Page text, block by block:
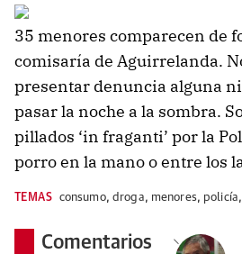
35 menores comparecen de
comisaría de Aguirrelanda.
presentar denuncia alguna
pasar la noche a la sombra.
pillados ‘in fraganti’ por la
porro en la mano o entre los
TEMAS consumo, droga, menores, policía,
Comentarios